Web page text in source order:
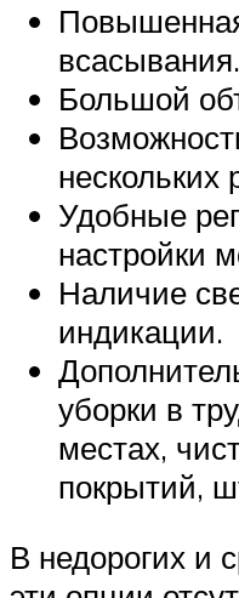
всасывания.
Большой
нескольких
Удобные
настройки
Наличие
индикации.
уборки в
местах,
покрытий,
В недорогих и